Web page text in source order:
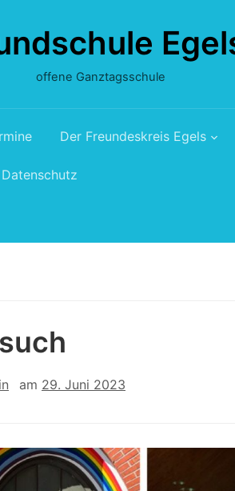
offene Ganztagsschule
Der Freundeskreis Egels
am 29. Juni 2023